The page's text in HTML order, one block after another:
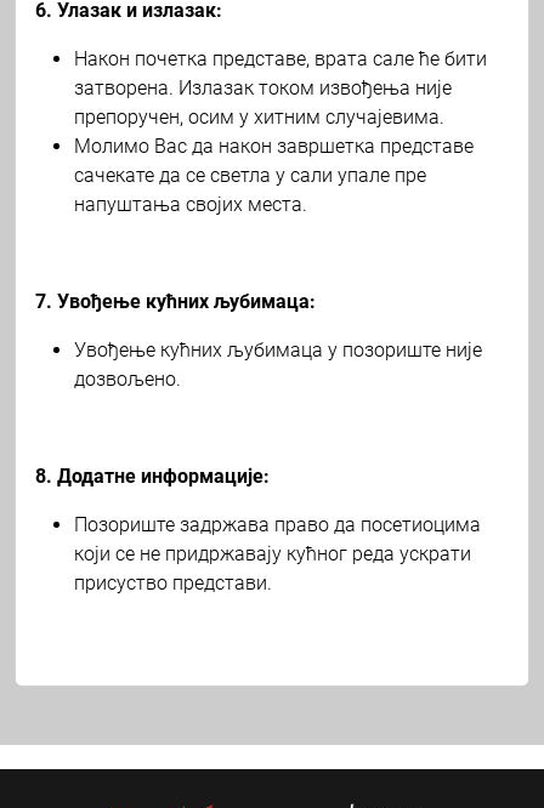
6. Улазак и излазак:
Након почетка представе, врата сале ће бити
затворена. Излазак током извођења није
препоручен, осим у хитним случајевима.
Молимо Вас да након завршетка представе
сачекате да се светла у сали упале пре
напуштања својих места.
7. Увођење кућних љубимаца:
Увођење кућних љубимаца у позориште није
дозвољено.
8. Додатне информације:
Позориште задржава право да посетиоцима
који се не придржавају кућног реда ускрати
присуство представи.